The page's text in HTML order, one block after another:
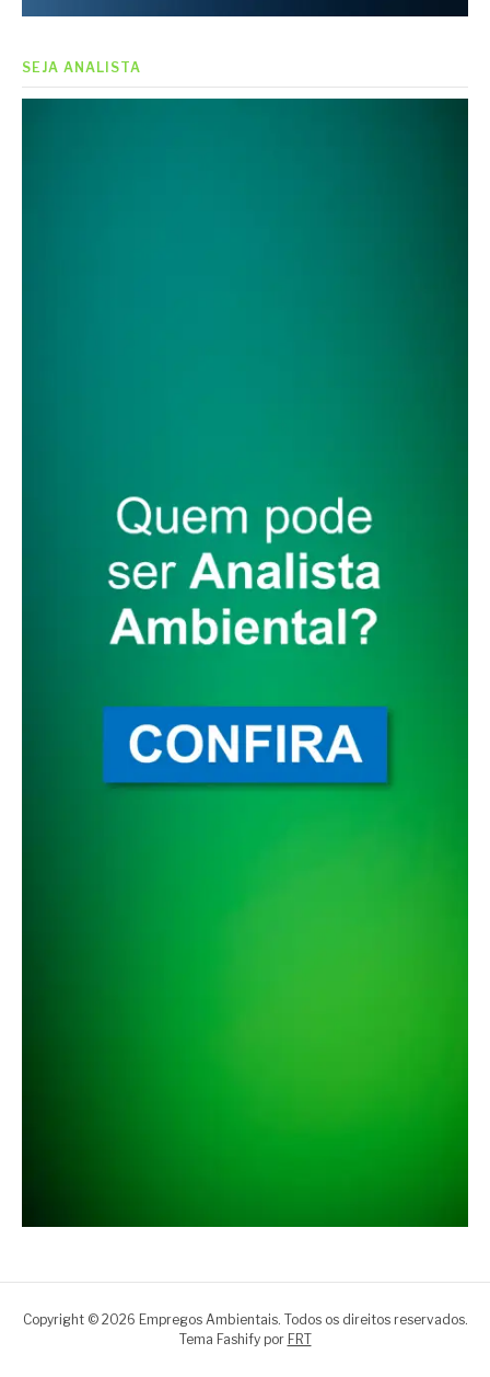
SEJA ANALISTA
Copyright © 2026 Empregos Ambientais. Todos os direitos reservados.
Tema Fashify por FRT